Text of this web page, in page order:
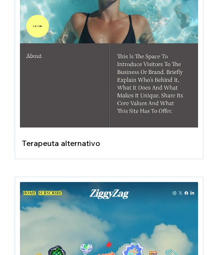
Terapeuta alternativo